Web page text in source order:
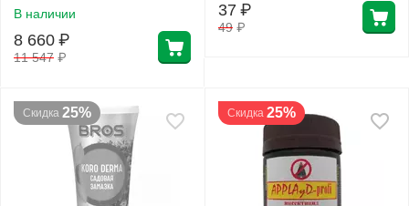
В наличии
11 547 ₽
8 660 ₽
49 ₽
37 ₽
Скидка 25% Скидка 25%